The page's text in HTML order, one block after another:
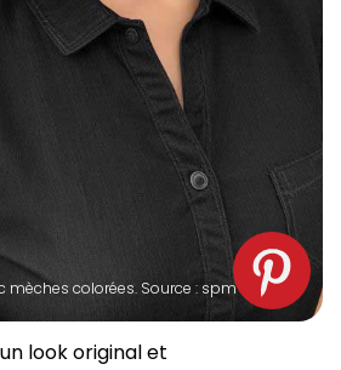
mèches colorées. Source : spm
look original et